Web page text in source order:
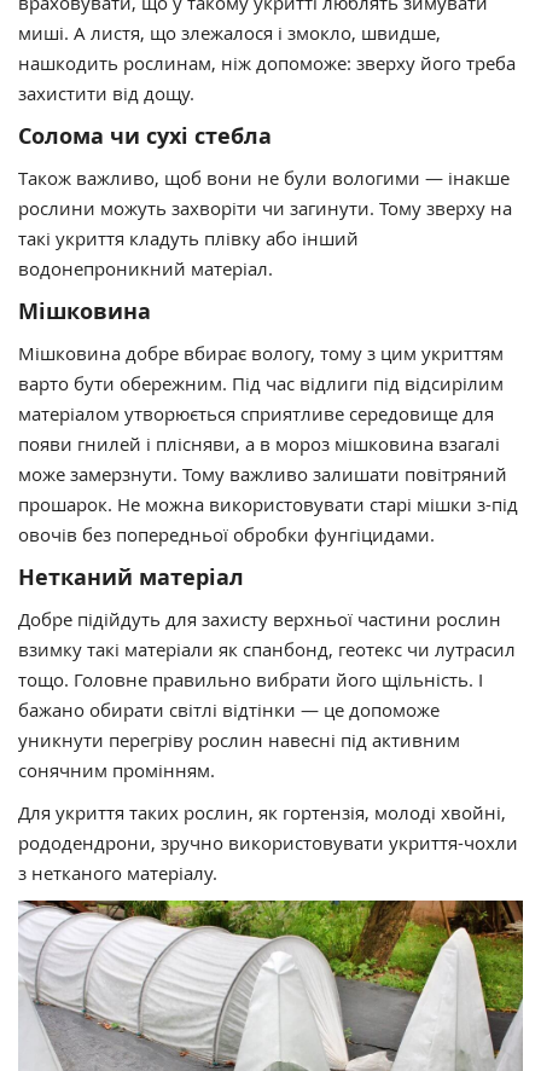
миші. А листя, що злежалося і змокло, швидше,
нашкодить рослинам, ніж допоможе: зверху його треба
захистити від дощу.
Солома чи сухі стебла
Також важливо, щоб вони не були вологими — інакше
рослини можуть захворіти чи загинути. Тому зверху на
такі укриття кладуть плівку або інший
водонепроникний матеріал.
Мішковина
Мішковина добре вбирає вологу, тому з цим укриттям
варто бути обережним. Під час відлиги під відсирілим
матеріалом утворюється сприятливе середовище для
появи гнилей і плісняви, а в мороз мішковина взагалі
може замерзнути. Тому важливо залишати повітряний
прошарок. Не можна використовувати старі мішки з-під
овочів без попередньої обробки фунгіцидами.
Нетканий матеріал
Добре підійдуть для захисту верхньої частини рослин
взимку такі матеріали як спанбонд, геотекс чи лутрасил
тощо. Головне правильно вибрати його щільність. І
бажано обирати світлі відтінки — це допоможе
уникнути перегріву рослин навесні під активним
сонячним промінням.
Для укриття таких рослин, як гортензія, молоді хвойні,
рододендрони, зручно використовувати укриття-чохли
з нетканого матеріалу.